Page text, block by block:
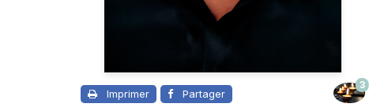
Imprimer Partager
3